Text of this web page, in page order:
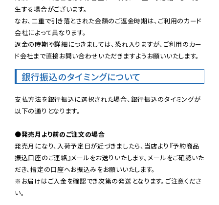
生する場合がございます。
なお、二重で引き落とされた金額のご返金時期は、ご利用のカード
会社によって異なります。
返金の時期や詳細につきましては、恐れ入りますが、ご利用のカー
ド会社まで直接お問い合わせいただきますようお願いいたします。
銀行振込のタイミングについて
支払方法を銀行振込に選択された場合、銀行振込のタイミングが
以下の通りとなります。
●発売月より前のご注文の場合
発売月になり、入荷予定日が近づきましたら、当店より『予約商品
振込口座のご連絡』メールをお送りいたします。メールをご確認いた
だき、指定の口座へお振込みをお願いいたします。
※お届けはご入金を確認でき次第の発送となります。ご注意くださ
い。